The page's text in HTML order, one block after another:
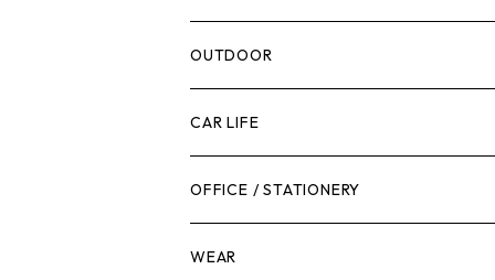
腰袋・ツールホルスター
工具箱
作業台
脚立
キッチン
日用品
ボディケア
剪定ばさみ
ガーデンツール
ガーデンチェア
キャビネット・ツールハンガー
OUTDOOR
スツール
バンジーバンド
ストレージボックス
CAR LIFE
メンテナンスグッズ
車内グッズ
OFFICE / STATIONERY
WEAR